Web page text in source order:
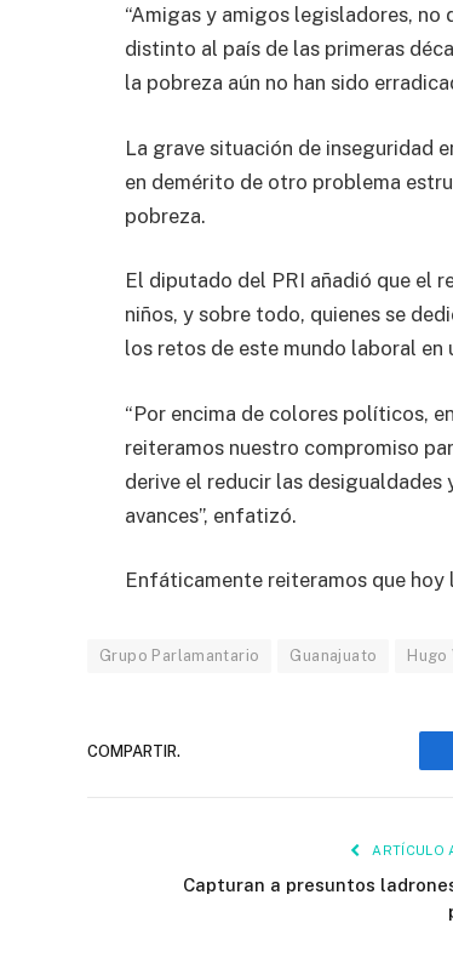
“Amigas y amigos legisladores,
distinto al país de las primeras
la pobreza aún no han sido
La grave situación de inseguridad
en demérito de otro problema
pobreza.
El diputado del PRI añadió que el
niños, y sobre todo, quienes se
los retos de este mundo laboral en
“Por encima de colores políticos,
reiteramos nuestro compromiso
derive el reducir las desigualdades
avances”, enfatizó.
Enfáticamente reiteramos que hoy
Grupo Parlamantario Guanajuato Hugo
COMPARTIR.
ARTÍCULO
Capturan a presuntos